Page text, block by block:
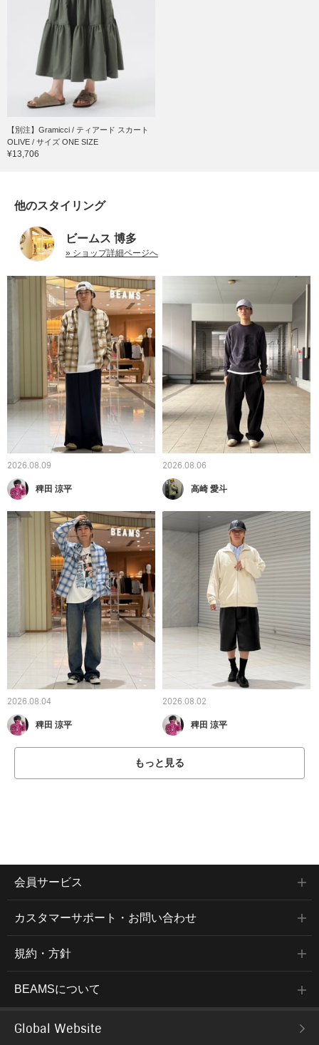
【別注】Gramicci / ティアード スカート
OLIVE / サイズ ONE SIZE
¥13,706
他のスタイリング
ビームス 博多
» ショップ詳細ページへ
2026.08.09
稗田 涼平
2026.08.06
高崎 愛斗
2026.08.04
稗田 涼平
2026.08.02
稗田 涼平
もっと見る
会員サービス
カスタマーサポート・お問い合わせ
規約・方針
BEAMSについて
Global Website